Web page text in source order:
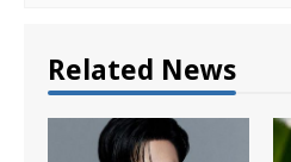
Related News